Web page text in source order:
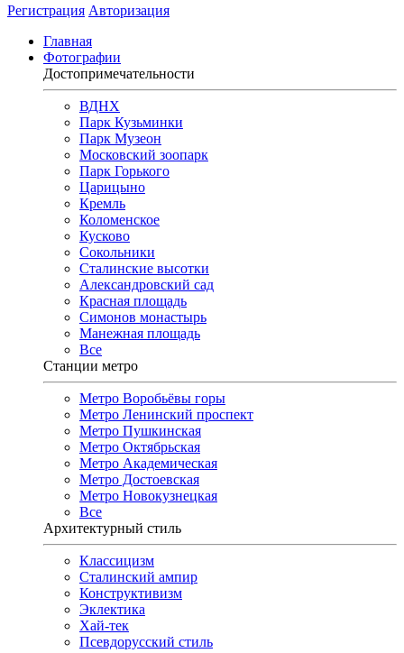
Регистрация Авторизация
Главная
Фотографии
Достопримечательности
ВДНХ
Парк Кузьминки
Парк Музеон
Московский зоопарк
Парк Горького
Царицыно
Кремль
Коломенское
Кусково
Сокольники
Сталинские высотки
Александровский сад
Красная площадь
Симонов монастырь
Манежная площадь
Все
Станции метро
Метро Воробьёвы горы
Метро Ленинский проспект
Метро Пушкинская
Метро Октябрьская
Метро Академическая
Метро Достоевская
Метро Новокузнецкая
Все
Архитектурный стиль
Классицизм
Сталинский ампир
Конструктивизм
Эклектика
Хай-тек
Псевдорусский стиль